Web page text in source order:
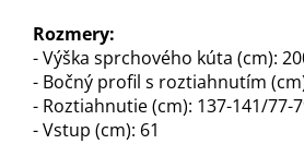
Rozmery:
- Výška sprchového kúta (cm):
- Bočný profil s roztiahnutím
- Roztiahnutie (cm): 137-141/77-
- Vstup (cm): 61